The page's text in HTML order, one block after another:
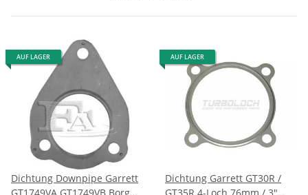
AUF LAGER
Dichtung Downpipe Garrett
AUF LAGER
Dichtung Garrett GT30R /